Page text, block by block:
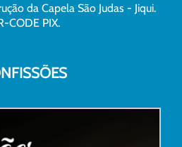
da Capela São Judas - Jiqui.
CODE PIX.